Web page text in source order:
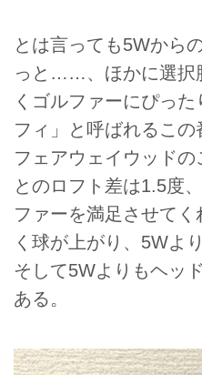
とは言っても5Wから
っと……、ほかに選
くゴルファーにぴっ
フィ」と呼ばれるこ
フェアウェイウッド
とのロフト差は1.5度
ファーを満足させて
く球が上がり、5Wよ
そして5Wよりもヘッ
ある。